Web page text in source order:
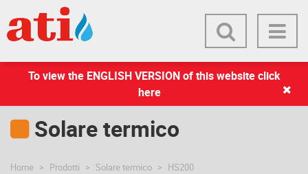
To view the ENGLISH VERSION of this website click
here
Solare termico
Home Prodotti Solare termico HS200